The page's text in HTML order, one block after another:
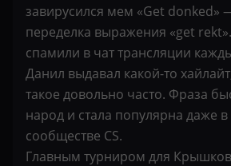
завирусился мем «Get donked»
переделка выражения «get
спамили в чат трансляции
Данил выдавал какой-то
такое довольно часто. Фраза
народ и стала популярна даже
сообществе CS.
Главным турниром для